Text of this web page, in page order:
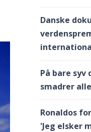
Danske
På bare syv
smadrer
Ronaldos
'Jeg elsker